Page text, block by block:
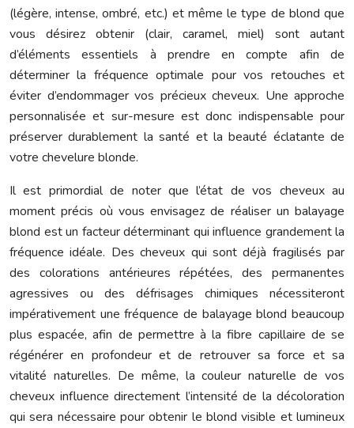
(légère, intense, ombré, etc.) et même le type de blond que
vous désirez obtenir (clair, caramel, miel) sont autant
d’éléments essentiels à prendre en compte afin de
déterminer la fréquence optimale pour vos retouches et
éviter d’endommager vos précieux cheveux. Une approche
personnalisée et sur-mesure est donc indispensable pour
préserver durablement la santé et la beauté éclatante de
votre chevelure blonde.
Il est primordial de noter que l’état de vos cheveux au
moment précis où vous envisagez de réaliser un balayage
blond est un facteur déterminant qui influence grandement la
fréquence idéale. Des cheveux qui sont déjà fragilisés par
des colorations antérieures répétées, des permanentes
agressives ou des défrisages chimiques nécessiteront
impérativement une fréquence de balayage blond beaucoup
plus espacée, afin de permettre à la fibre capillaire de se
régénérer en profondeur et de retrouver sa force et sa
vitalité naturelles. De même, la couleur naturelle de vos
cheveux influence directement l’intensité de la décoloration
qui sera nécessaire pour obtenir le blond visible et lumineux